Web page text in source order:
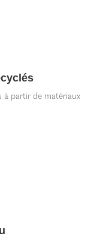
à partir de matériaux